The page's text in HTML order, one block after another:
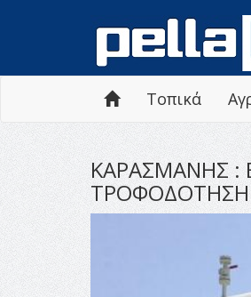
Τοπικά
ΚΑΡΑΣΜΑΝΗΣ :